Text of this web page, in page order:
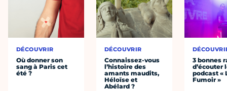
DÉCOUVRIR
Où donner son
sang à Paris cet
été ?
DÉCOUVRIR
Connaissez-vous
l’histoire des
amants maudits,
Héloïse et
Abélard ?
3 bonnes
d’écouter
podcast «
Fumoir »